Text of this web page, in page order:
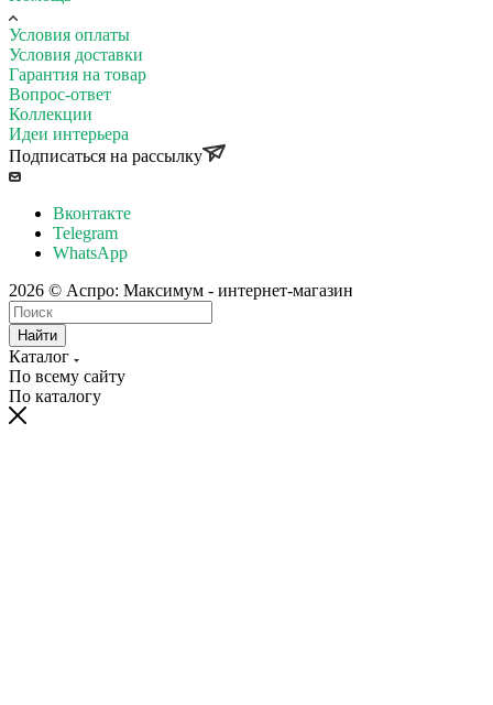
Условия оплаты
Условия доставки
Гарантия на товар
Вопрос-ответ
Коллекции
Идеи интерьера
Подписаться на рассылку
Вконтакте
Telegram
WhatsApp
2026 © Аспро: Максимум - интернет-магазин
Найти
Каталог
По всему сайту
По каталогу